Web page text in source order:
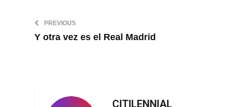
PREVIOUS
Y otra vez es el Real Madrid
CITILENNIAL